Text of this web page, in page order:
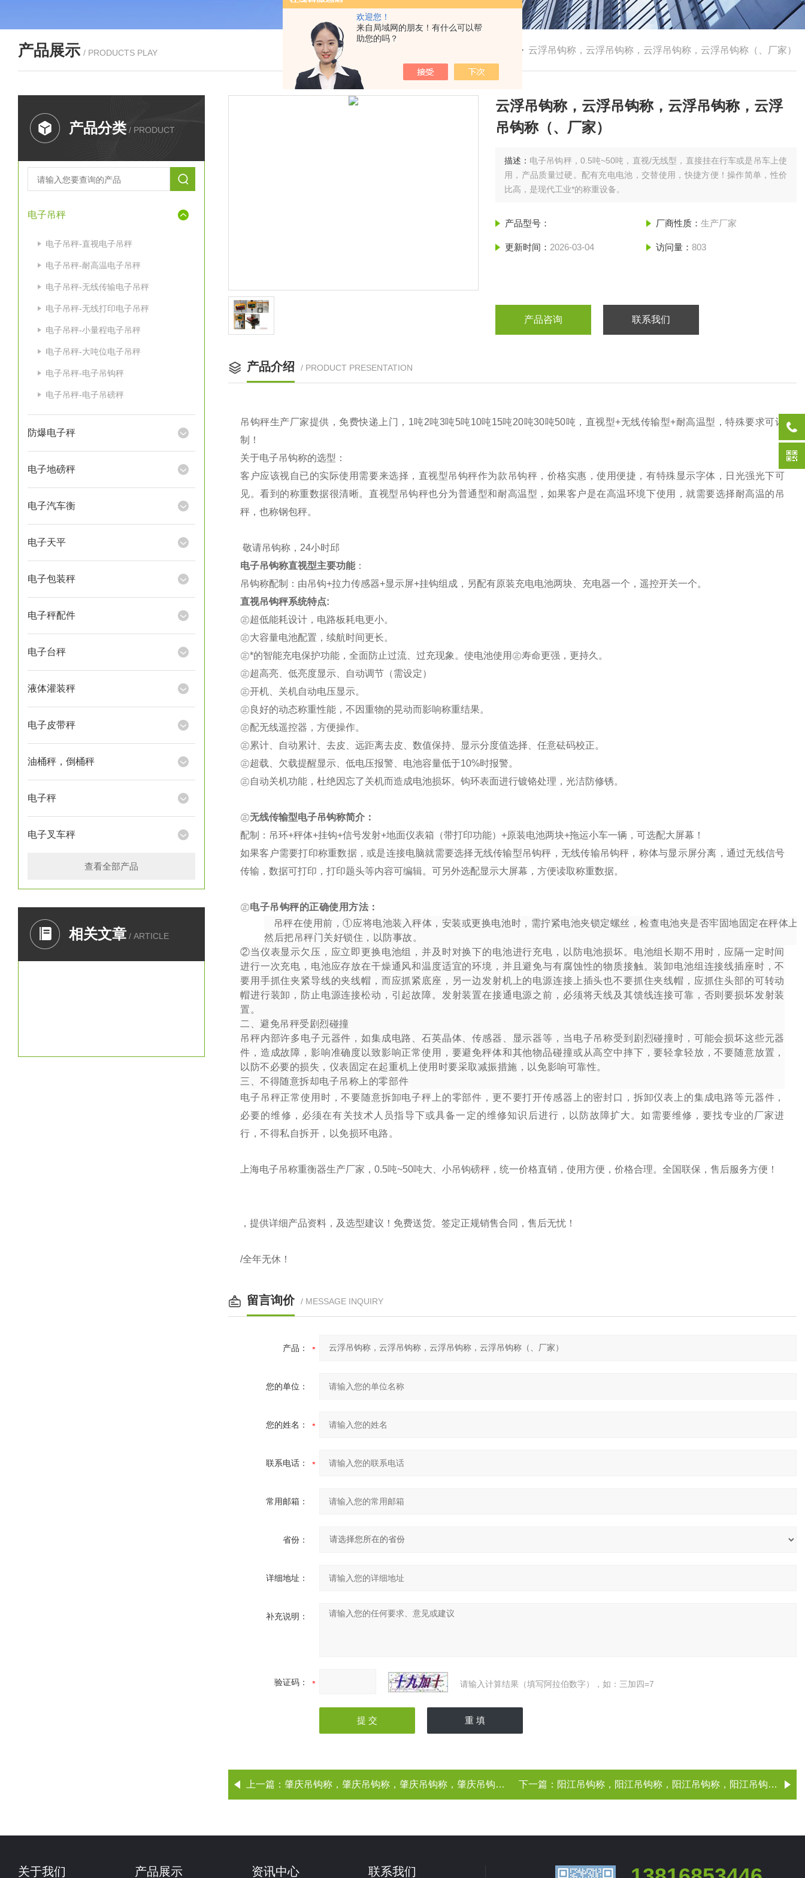
欢迎您！
来自局域网的朋友！有什么可以帮
助您的吗？
产品展示 / PRODUCTS PLAY > > > 云浮吊钩称，云浮吊钩称，云浮吊钩称，云浮吊钩称（、厂家）
产品分类 / PRODUCT
电子吊秤
电子吊秤-直视电子吊秤
电子吊秤-耐高温电子吊秤
电子吊秤-无线传输电子吊秤
电子吊秤-无线打印电子吊秤
电子吊秤-小量程电子吊秤
电子吊秤-大吨位电子吊秤
电子吊秤-电子吊钩秤
电子吊秤-电子吊磅秤
防爆电子秤
电子地磅秤
电子汽车衡
电子天平
电子包装秤
电子秤配件
电子台秤
液体灌装秤
电子皮带秤
油桶秤，倒桶秤
电子秤
电子叉车秤
查看全部产品
相关文章 / ARTICLE
云浮吊钩称，云浮吊钩称，云浮吊钩称，云浮
吊钩称（、厂家）
描述： 电子吊钩秤，0.5吨~50吨，直视/无线型，直接挂在行车或是吊车上使
用，产品质量过硬。配有充电电池，交替使用，快捷方便！操作简单，性价
比高，是现代工业*的称重设备。
产品型号： 厂商性质： 生产厂家
更新时间： 2026-03-04 访问量： 803
产品咨询 联系我们
产品介绍 / PRODUCT PRESENTATION
吊钩秤生产厂家提供，免费快递上门，1吨2吨3吨5吨10吨15吨20吨30吨50吨，直视型+无线传输型+耐高温型，特殊要求可订
制！
关于电子吊钩称的选型：
客户应该视自已的实际使用需要来选择，直视型吊钩秤作为款吊钩秤，价格实惠，使用便捷，有特殊显示字体，日光强光下可
见。看到的称重数据很清晰。直视型吊钩秤也分为普通型和耐高温型，如果客户是在高温环境下使用，就需要选择耐高温的吊
秤，也称钢包秤。
敬请吊钩称，24小时邱
电子吊钩称直视型主要功能：
吊钩称配制：由吊钩+拉力传感器+显示屏+挂钩组成，另配有原装充电电池两块、充电器一个，遥控开关一个。
直视吊钩秤系统特点:
㊣超低能耗设计，电路板耗电更小。
㊣大容量电池配置，续航时间更长。
㊣*的智能充电保护功能，全面防止过流、过充现象。使电池使用㊣寿命更强，更持久。
㊣超高亮、低亮度显示、自动调节（需设定）
㊣开机、关机自动电压显示。
㊣良好的动态称重性能，不因重物的晃动而影响称重结果。
㊣配无线遥控器，方便操作。
㊣累计、自动累计、去皮、远距离去皮、数值保持、显示分度值选择、任意砝码校正。
㊣超载、欠载提醒显示、低电压报警、电池容量低于10%时报警。
㊣自动关机功能，杜绝因忘了关机而造成电池损坏。钩环表面进行镀铬处理，光洁防修锈。
㊣无线传输型电子吊钩称简介：
配制：吊环+秤体+挂钩+信号发射+地面仪表箱（带打印功能）+原装电池两块+拖运小车一辆，可选配大屏幕！
如果客户需要打印称重数据，或是连接电脑就需要选择无线传输型吊钩秤，无线传输吊钩秤，称体与显示屏分离，通过无线信号
传输，数据可打印，打印题头等内容可编辑。可另外选配显示大屏幕，方便读取称重数据。
㊣电子吊钩秤的正确使用方法：
吊秤在使用前，①应将电池装入秤体，安装或更换电池时，需拧紧电池夹锁定螺丝，检查电池夹是否牢固地固定在秤体上
然后把吊秤门关好锁住，以防事故。
②当仪表显示欠压，应立即更换电池组，并及时对换下的电池进行充电，以防电池损坏。电池组长期不用时，应隔一定时间
进行一次充电，电池应存放在干燥通风和温度适宜的环境，并且避免与有腐蚀性的物质接触。装卸电池组连接线插座时，不
要用手抓住夹紧导线的夹线帽，而应抓紧底座，另一边发射机上的电源连接上插头也不要抓住夹线帽，应抓住头部的可转动
帽进行装卸，防止电源连接松动，引起故障。发射装置在接通电源之前，必须将天线及其馈线连接可靠，否则要损坏发射装
置。
二、避免吊秤受剧烈碰撞
吊秤内部许多电子元器件，如集成电路、石英晶体、传感器、显示器等，当电子吊称受到剧烈碰撞时，可能会损坏这些元器
件，造成故障，影响准确度以致影响正常使用，要避免秤体和其他物品碰撞或从高空中摔下，要轻拿轻放，不要随意放置，
以防不必要的损失，仪表固定在起重机上使用时要采取减振措施，以免影响可靠性。
三、不得随意拆却电子吊称上的零部件
电子吊秤正常使用时，不要随意拆卸电子秤上的零部件，更不要打开传感器上的密封口，拆卸仪表上的集成电路等元器件，
必要的维修，必须在有关技术人员指导下或具备一定的维修知识后进行，以防故障扩大。如需要维修，要找专业的厂家进
行，不得私自拆开，以免损环电路。
上海电子吊称重衡器生产厂家，0.5吨~50吨大、小吊钩磅秤，统一价格直销，使用方便，价格合理。全国联保，售后服务方便！
，提供详细产品资料，及选型建议！免费送货。签定正规销售合同，售后无忧！
/全年无休！
留言询价 / MESSAGE INQUIRY
产品：
您的单位：
您的姓名：
联系电话：
常用邮箱：
省份：
详细地址：
补充说明：
验证码： 请输入计算结果（填写阿拉伯数字），如：三加四=7
上一篇： 肇庆吊钩称，肇庆吊钩称，肇庆吊钩称，肇庆吊钩称（、厂家） 下一篇： 阳江吊钩称，阳江吊钩称，阳江吊钩称，阳江吊钩称（、厂家）
关于我们 产品展示 资讯中心 联系我们